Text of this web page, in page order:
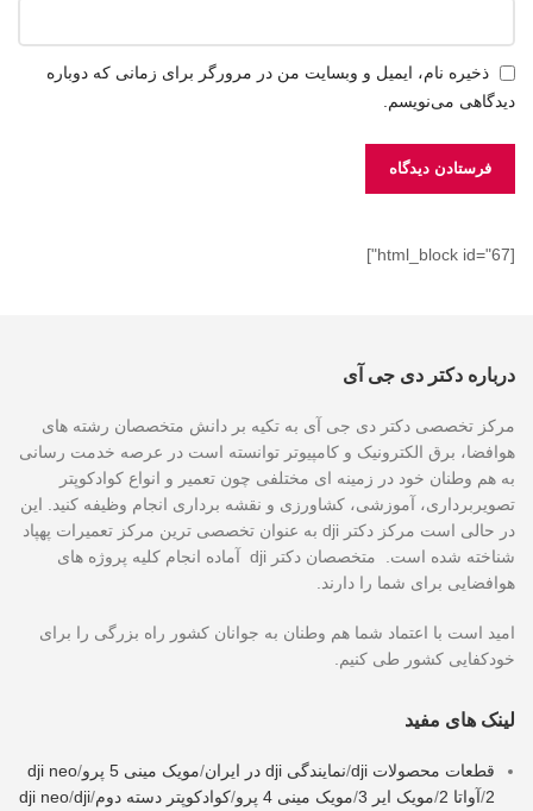
ذخیره نام، ایمیل و وبسایت من در مرورگر برای زمانی که دوباره
دیدگاهی می‌نویسم.
[html_block id="67"]
درباره دکتر دی جی آی
مرکز تخصصی دکتر دی جی آی به تکیه بر دانش متخصصان رشته های
هوافضا، برق الکترونیک و کامپیوتر توانسته است در عرصه خدمت رسانی
به هم وطنان خود در زمینه ای مختلفی چون تعمیر و انواع کوادکوپتر
تصویربرداری، آموزشی، کشاورزی و نقشه برداری انجام وظیفه کنید. این
در حالی است مرکز دکتر dji به عنوان تخصصی ترین مرکز تعمیرات پهپاد
شناخته شده است. متخصصان دکتر dji آماده انجام کلیه پروژه های
هوافضایی برای شما را دارند.
امید است با اعتماد شما هم وطنان به جوانان کشور راه بزرگی را برای
خودکفایی کشور طی کنیم.
لینک های مفید
قطعات محصولات dji /نمایندگی dji در ایران /مویک مینی 5 پرو /
dji neo
2
/آواتا 2 /مویک ایر 3 /مویک مینی 4 پرو /کوادکوپتر دسته دوم/
dji neo/dji